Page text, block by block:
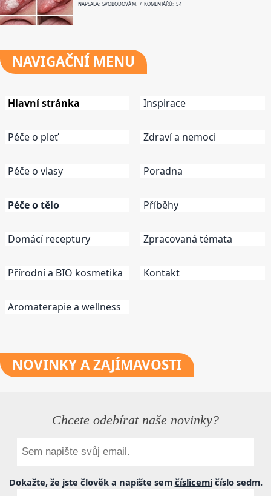
NAPSALA: SVOBODOVÁ M. / KOMENTÁŘŮ: 54
NAVIGAČNÍ MENU
Hlavní stránka
Péče o pleť
Péče o vlasy
Péče o tělo
Domácí receptury
Přírodní a BIO kosmetika
Aromaterapie a wellness
Inspirace
Zdraví a nemoci
Poradna
Příběhy
Zpracovaná témata
Kontakt
NOVINKYA ZAJÍMAVOSTI
Chcete odebírat naše novinky?
Dokažte, že jste člověk a napište sem číslicemičíslo sedm.